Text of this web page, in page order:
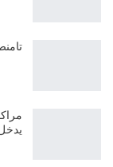
تامنصورت: 65 ألف